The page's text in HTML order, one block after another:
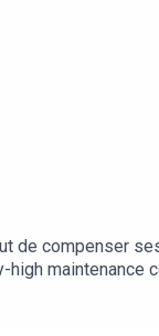
compenser
maintenance